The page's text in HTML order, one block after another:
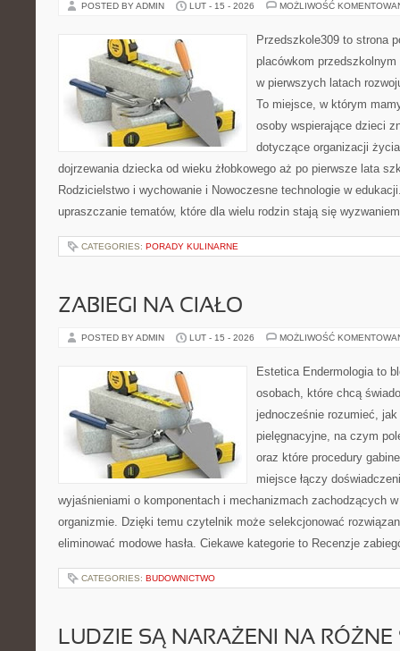
POSTED BY ADMIN LUT - 15 - 2026 MOŻLIWOŚĆ
Przedszkole309 to strona
placówkom
w pierwszych latach
To miejsce, w którym
osoby wspierające dzieci
dotyczące organizacji
dojrzewania dziecka od wieku żłobkowego aż po pierwsze lata
Rodzicielstwo i wychowanie i Nowoczesne technologie w
upraszczanie tematów, które dla wielu rodzin stają się
CATEGORIES: PORADY KULINARNE
ZABIEGI NA CIAŁO
POSTED BY ADMIN LUT - 15 - 2026 MOŻLIWOŚĆ
Estetica Endermologia to
osobach, które chcą
jednocześnie rozumieć, jak
pielęgnacyjne, na czym
oraz które procedury
miejsce łączy
wyjaśnieniami o komponentach i mechanizmach zachodzących
organizmie. Dzięki temu czytelnik może selekcjonować
eliminować modowe hasła. Ciekawe kategorie to Recenzje
CATEGORIES: BUDOWNICTWO
LUDZIE SĄ NARAŻENI NA RÓŻNE